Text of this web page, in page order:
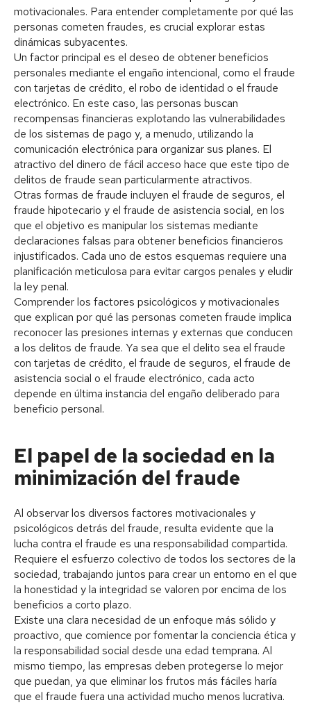
motivacionales. Para entender completamente por qué las
personas cometen fraudes, es crucial explorar estas
dinámicas subyacentes.
Un factor principal es el deseo de obtener beneficios
personales mediante el engaño intencional, como el fraude
con tarjetas de crédito, el robo de identidad o el fraude
electrónico. En este caso, las personas buscan
recompensas financieras explotando las vulnerabilidades
de los sistemas de pago y, a menudo, utilizando la
comunicación electrónica para organizar sus planes. El
atractivo del dinero de fácil acceso hace que este tipo de
delitos de fraude sean particularmente atractivos.
Otras formas de fraude incluyen el fraude de seguros, el
fraude hipotecario y el fraude de asistencia social, en los
que el objetivo es manipular los sistemas mediante
declaraciones falsas para obtener beneficios financieros
injustificados. Cada uno de estos esquemas requiere una
planificación meticulosa para evitar cargos penales y eludir
la ley penal.
Comprender los factores psicológicos y motivacionales
que explican por qué las personas cometen fraude implica
reconocer las presiones internas y externas que conducen
a los delitos de fraude. Ya sea que el delito sea el fraude
con tarjetas de crédito, el fraude de seguros, el fraude de
asistencia social o el fraude electrónico, cada acto
depende en última instancia del engaño deliberado para
beneficio personal.
El papel de la sociedad en la
minimización del fraude
Al observar los diversos factores motivacionales y
psicológicos detrás del fraude, resulta evidente que la
lucha contra el fraude es una responsabilidad compartida.
Requiere el esfuerzo colectivo de todos los sectores de la
sociedad, trabajando juntos para crear un entorno en el que
la honestidad y la integridad se valoren por encima de los
beneficios a corto plazo.
Existe una clara necesidad de un enfoque más sólido y
proactivo, que comience por fomentar la conciencia ética y
la responsabilidad social desde una edad temprana. Al
mismo tiempo, las empresas deben protegerse lo mejor
que puedan, ya que eliminar los frutos más fáciles haría
que el fraude fuera una actividad mucho menos lucrativa.